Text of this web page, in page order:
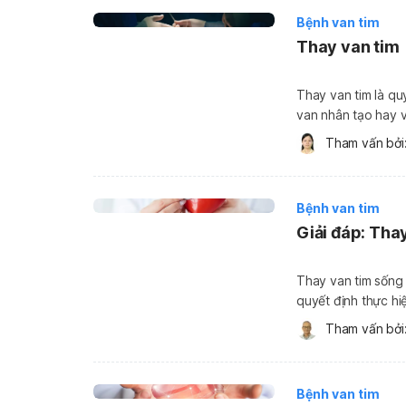
Bệnh van tim
Thay van tim
Thay van tim là
van nhân tạo hay
mổ mở hoặc mổ ít xâm
van là van […]
Tham vấn
Bệnh van tim
Giải đáp:
Thay van tim
quyết định thực
nhiều yếu tố như
năng tim hay
Tham vấn
Bệnh van tim